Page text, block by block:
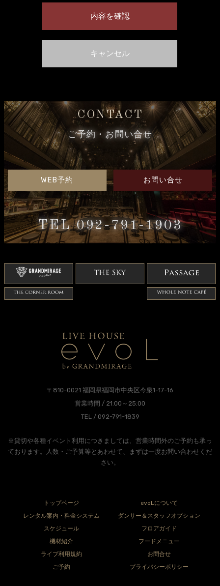
CONTACT
ご予約・お問い合せ
WEB予約 お問い合せ
TEL 092-791-1903
〒810-0021 福岡県福岡市中央区今泉1-17-16
営業時間 / 21:00～25:00
TEL / 092-791-1839
※貸切や各種イベント利用につきましては、営業時間外のご予約も承っ
ております。人数・ご予算等とあわせて、まずは一度お問い合わせくだ
さい。
トップページ
evoLについて
レンタル案内・料金システム
ダンサー＆スタッフオプション
スケジュール
フロアガイド
機材紹介
フードメニュー
ライブ利用規約
お問合せ
ご予約
プライバシーポリシー